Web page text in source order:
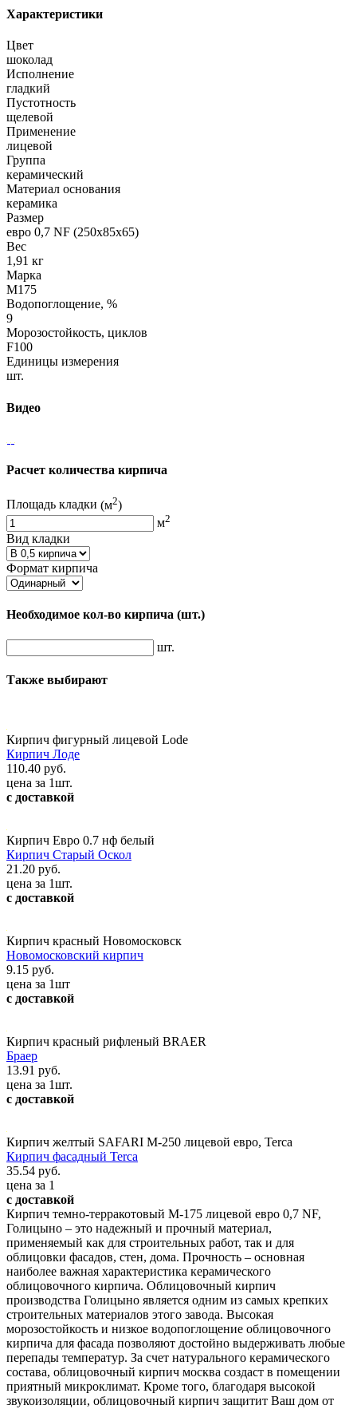
Характеристики
Цвет
шоколад
Исполнение
гладкий
Пустотность
щелевой
Применение
лицевой
Группа
керамический
Материал основания
керамика
Размер
евро 0,7 NF (250х85х65)
Вес
1,91 кг
Марка
М175
Водопоглощение, %
9
Морозостойкость, циклов
F100
Единицы измерения
шт.
Видео
Расчет количества кирпича
Площадь кладки (м2)
м2
Вид кладки
Формат кирпича
Необходимое кол-во кирпича (шт.)
шт.
Также выбирают
Кирпич фигурный лицевой Lode
Кирпич Лоде
110.40 руб.
цена за 1шт.
с доставкой
Кирпич Евро 0.7 нф белый
Кирпич Старый Оскол
21.20 руб.
цена за 1шт.
с доставкой
Кирпич красный Новомосковск
Новомосковский кирпич
9.15 руб.
цена за 1шт
с доставкой
Кирпич красный рифленый BRAER
Браер
13.91 руб.
цена за 1шт.
с доставкой
Кирпич желтый SAFARI М-250 лицевой евро, Terca
Кирпич фасадный Terca
35.54 руб.
цена за 1
с доставкой
Кирпич темно-терракотовый М-175 лицевой евро 0,7 NF,
Голицыно – это надежный и прочный материал,
применяемый как для строительных работ, так и для
облицовки фасадов, стен, дома. Прочность – основная
наиболее важная характеристика керамического
облицовочного кирпича. Облицовочный кирпич
производства Голицыно является одним из самых крепких
строительных материалов этого завода. Высокая
морозостойкость и низкое водопоглощение облицовочного
кирпича для фасада позволяют достойно выдерживать любые
перепады температур. За счет натурального керамического
состава, облицовочный кирпич москва создаст в помещении
приятный микроклимат. Кроме того, благодаря высокой
звукоизоляции, облицовочный кирпич защитит Ваш дом от